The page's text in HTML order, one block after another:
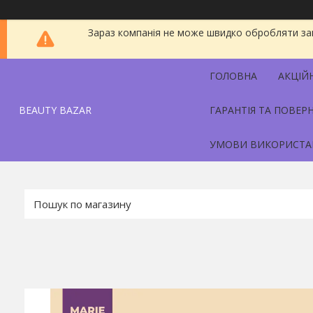
Зараз компанія не може швидко обробляти
BEAUTY BAZAR
ГОЛОВНА
ГАРАНТІЯ ТА
УМОВИ